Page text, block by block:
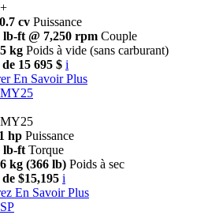
cv Puissance
lb-ft @ 7,250 rpm Couple
kg Poids à vide (sans carburant)
15 695 $ i
En Savoir Plus
hp Puissance
lb-ft Torque
kg (366 lb) Poids à sec
$15,195 i
En Savoir Plus